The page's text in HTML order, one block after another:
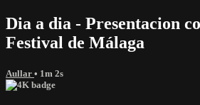
Dia a dia - Presentacion
Festival de Málaga
Aullar • 1m 2s